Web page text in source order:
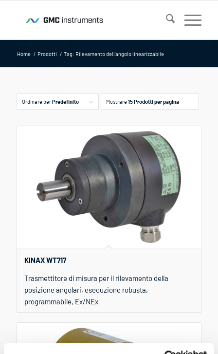
Home / Prodotti / Tag: Rilevamento dell'angolo linearizzabile
Ordinare perPredefinito Mostrare15 Prodotti per pagina
KINAX WT717
Trasmettitore di misura per il rilevamento della
posizione angolari, esecuzione robusta,
programmabile, Ex/NEx